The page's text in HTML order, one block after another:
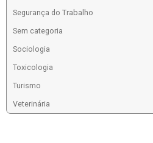
Segurança do Trabalho
Sem categoria
Sociologia
Toxicologia
Turismo
Veterinária